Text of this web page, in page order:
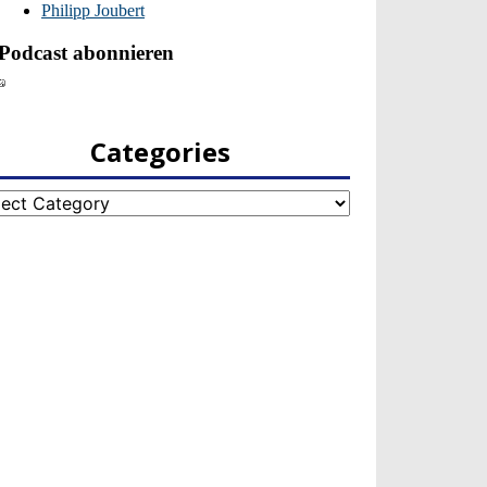
Categories